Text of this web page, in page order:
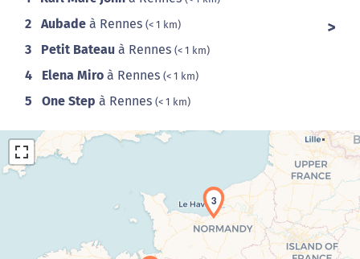
2 Aubade à Rennes (< 1 km)
3 Petit Bateau à Rennes (< 1 km)
4 Elena Miro à Rennes (< 1 km)
5 One Step à Rennes (< 1 km)
3